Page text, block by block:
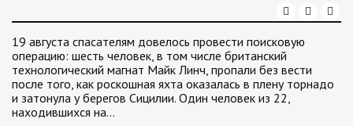
19 августа спасателям довелось провести поисковую
операцию: шесть человек, в том числе британский
технологический магнат Майк Линч, пропали без вести
после того, как роскошная яхта оказалась в плену торнадо
и затонула у берегов Сицилии. Один человек из 22,
находившихся на…